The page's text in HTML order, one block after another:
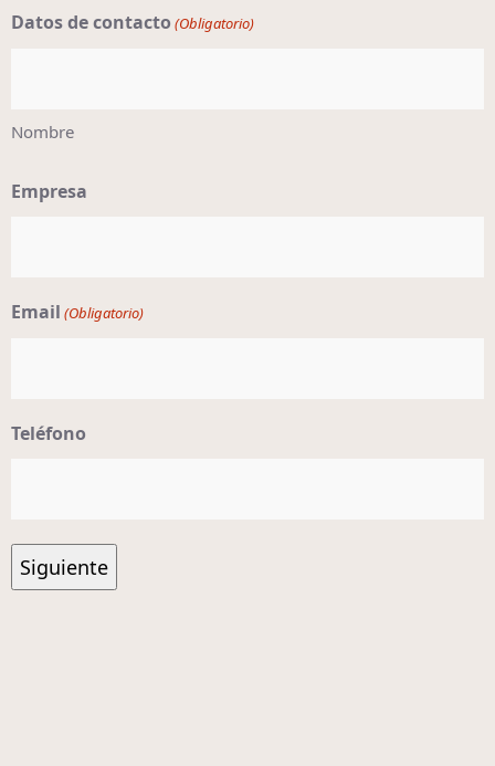
Datos de contacto (Obligatorio)
Nombre
Empresa
Email (Obligatorio)
Teléfono